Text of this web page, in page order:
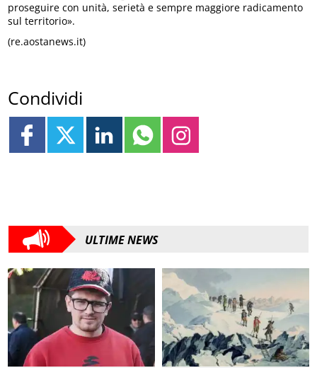
proseguire con unità, serietà e sempre maggiore radicamento
sul territorio».
(re.aostanews.it)
Condividi
ULTIME NEWS